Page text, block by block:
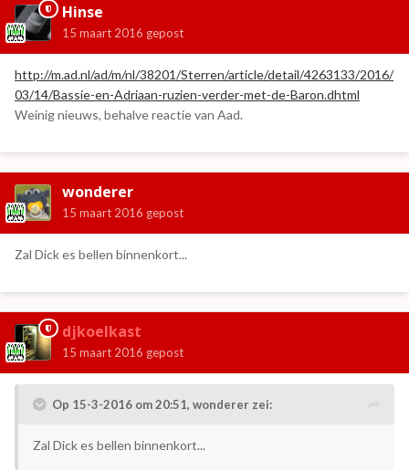
Hinse
15 maart 2016 gepost
http://m.ad.nl/ad/m/nl/38201/Sterren/article/detail/4263133/2016/
03/14/Bassie-en-Adriaan-ruzien-verder-met-de-Baron.dhtml
Weinig nieuws, behalve reactie van Aad.
wonderer
15 maart 2016 gepost
Zal Dick es bellen binnenkort...
djkoelkast
15 maart 2016 gepost
Op 15-3-2016 om 20:51, wonderer zei:
Zal Dick es bellen binnenkort...